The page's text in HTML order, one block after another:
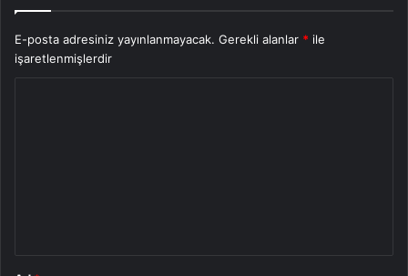
E-posta adresiniz yayınlanmayacak. Gerekli alanlar * ile
işaretlenmişlerdir